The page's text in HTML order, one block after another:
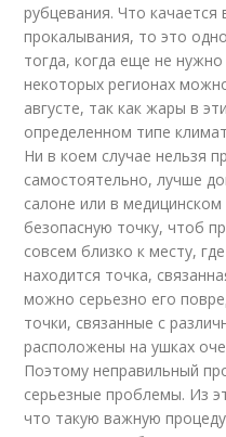
рубцевания. Что
прокалывания, то это
тогда, когда еще не
некоторых регионах
августе, так как жары в
определенном типе
Ни в коем случае нельзя
самостоятельно, лучше
салоне или в
безопасную точку, чтоб
совсем близко к месту,
находится точка,
можно серьезно его
точки, связанные с
расположены на ушках
Поэтому неправильный
серьезные проблемы. Из
что такую важную